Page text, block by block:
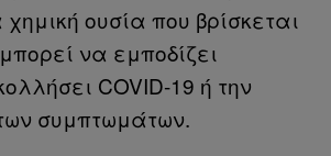
χημική ουσία που βρίσκεται
να εμποδίζει
COVID-19 ή την
συμπτωμάτων.